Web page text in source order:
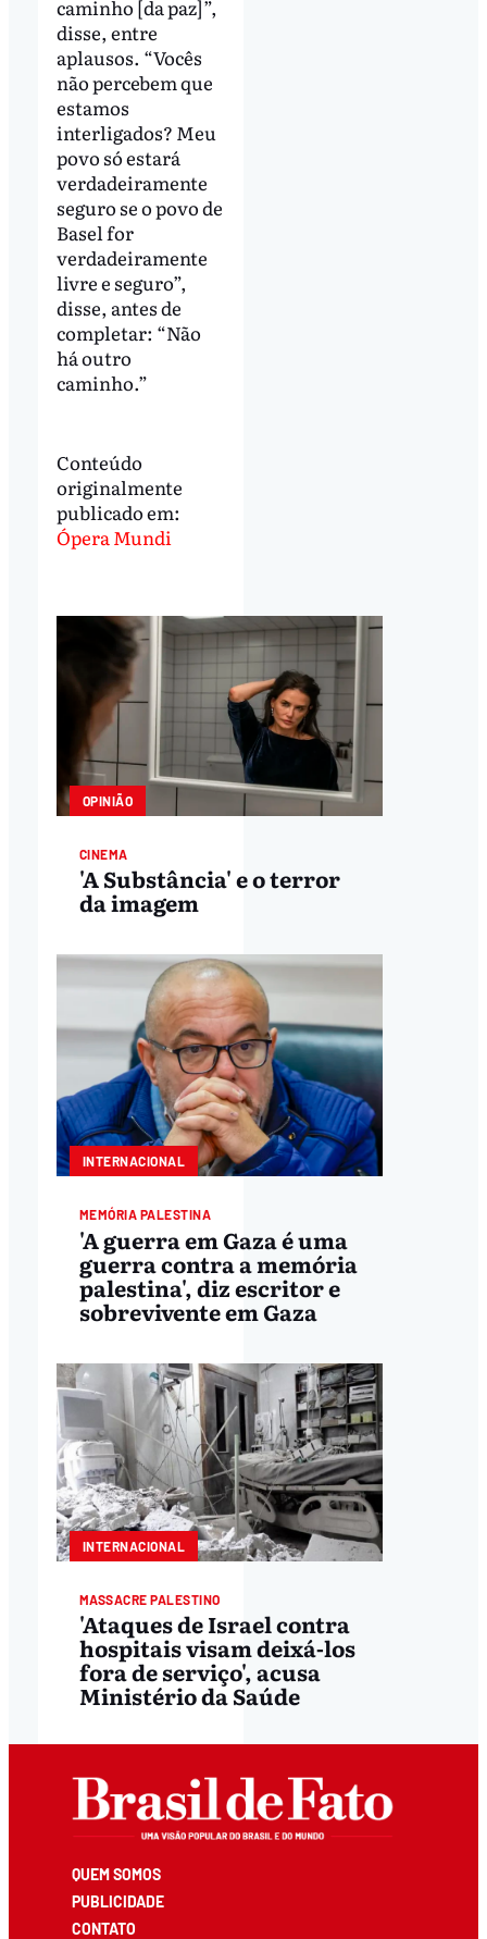
caminho [da paz]”,
disse, entre
aplausos. “Vocês
não percebem que
estamos
interligados? Meu
povo só estará
verdadeiramente
seguro se o povo de
Basel for
verdadeiramente
livre e seguro”,
disse, antes de
completar: “Não
há outro
caminho.”
Conteúdo
originalmente
publicado em:
Ópera Mundi
OPINIÃO
CINEMA
'A Substância' e o terror
da imagem
INTERNACIONAL
MEMÓRIA PALESTINA
'A guerra em Gaza é uma
guerra contra a memória
palestina', diz escritor e
sobrevivente em Gaza
INTERNACIONAL
MASSACRE PALESTINO
'Ataques de Israel contra
hospitais visam deixá-los
fora de serviço', acusa
Ministério da Saúde
QUEM SOMOS
PUBLICIDADE
CONTATO